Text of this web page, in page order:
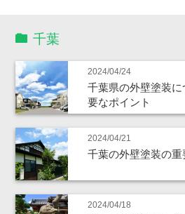
千葉
2024/04/24
千葉県の外壁塗装
要なポイント
2024/04/21
千葉の外壁塗装の重
2024/04/18